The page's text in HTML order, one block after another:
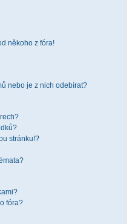
někoho z fóra!
nebo je z nich odebírat?
stránku!?
fóra?